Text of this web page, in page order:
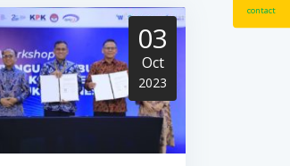
03
Oct
2023
contact